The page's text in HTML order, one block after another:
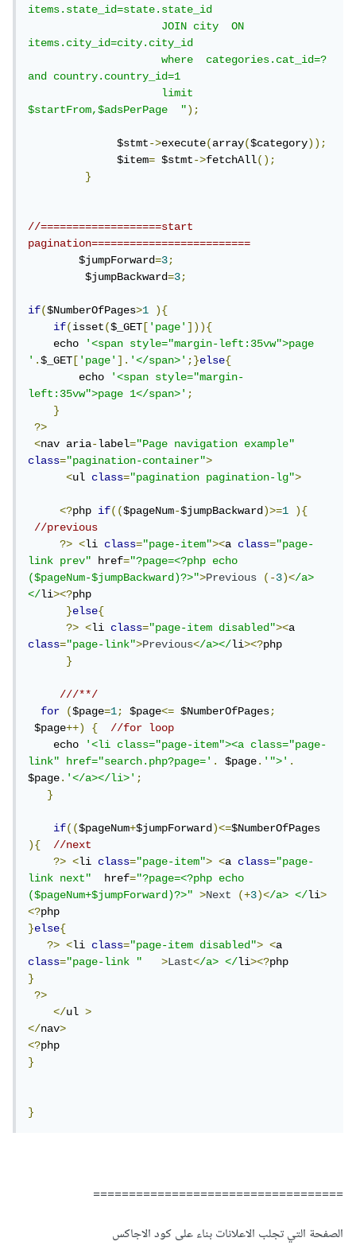
items.state_id=state.state_id
JOIN city  ON
items.city_id=city.city_id
where  categories.cat_id=?
and country.country_id=1
limit
$startFrom,$adsPerPage  ");
$stmt->execute(array($category));
$item= $stmt->fetchAll();
}
//===================start
pagination=========================
$jumpForward=3;
$jumpBackward=3;
if($NumberOfPages>1
){
if(isset($_GET['page'])){
echo '<span style="margin-left:35vw">page
'.$_GET['page'].'</span>';}else{
echo '<span style="margin-
left:35vw">page 1</span>';
}
?>
<nav aria-label="Page navigation example"
class="pagination-container">
<ul class="pagination pagination-lg">
<?php if(($pageNum-$jumpBackward)>=1
){
//previous
?>
<li class="page-item"><a class="page-
link prev"
href="?page=<?php echo
($pageNum-$jumpBackward)?>">Previous (-3)</a>
</li><?php
}else{
?>
<li class="page-item disabled"><
class="page-link">Previous</a></li><?php
}
///**/
for
($page=1; $page<= $NumberOfPages;
$page++) {
//for loop
echo '<li class="page-item"><a class="page-
link" href="search.php?page='. $page.'">'.
$page.'</a></li>';
}
if(($pageNum+$jumpForward)<=
){
//next
?>
<li class="page-item"> <a class="page-
link next"
href="?page=<?php echo
($pageNum+$jumpForward)?>"
>Next (+3)</a> </li>
<?
}else{
?>
<li class="page-item disabled"> <
class="page-link " >Last</a> </li><?
}
?>
</ul >
</nav>
<?
}
}
===================================
الصفحة التي تجلب الاعلانات بناء على كود الاجاكس